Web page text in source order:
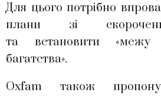
Для цього потрібно
плани зі
та встановити «межу
багатства».
Oxfam також